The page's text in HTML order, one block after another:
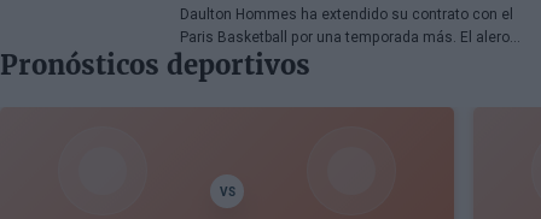
Daulton Hommes ha extendido su contrato con el
Paris Basketball por una temporada más. El alero
estadounidense de 30 años, veterano de 58 partidos
en la Euroliga, continúa en el equipo francés tras dos
campañas marcadas por momentos decisivos en
Pronósticos deportivos
VS